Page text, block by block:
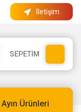
İletişim
SEPETİM
Ayın Ürünleri